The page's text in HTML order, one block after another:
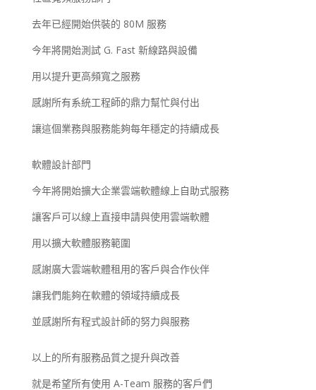
去年已經開始供裝的 80M 服務
今年將開始測試 G. Fast 新線路與設備
用以提升更高頻寬之服務
感謝所有系統工程師的鼎力幫忙與付出
讓這個業務與服務能夠每年穩定的持續成長
軟體設計部門
今年將開始擴大企業雲端軟體線上自助式服務
讓客戶可以線上直接申請與使用雲端軟體
用以擴大軟體服務範圍
感謝廣大雲端軟體租用的客戶與合作伙伴
讓我們能夠在軟體的領域持續成長
並感謝所有程式設計師的努力與服務
以上的所有服務品質之提升與改善
就是希望所有使用 A-Team 服務的客戶們